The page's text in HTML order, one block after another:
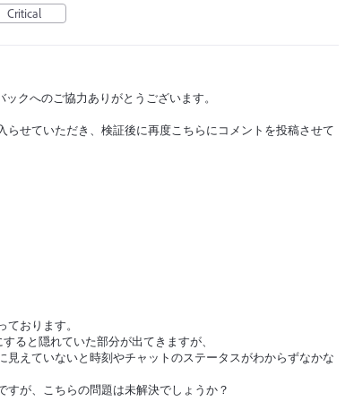
Critical
クへのご協力ありがとうございます。
らせていただき、検証後に再度こちらにコメントを投稿させて
おります。
ると隠れていた部分が出てきますが、
見えていないと時刻やチャットのステータスがわからずなかな
が、こちらの問題は未解決でしょうか？